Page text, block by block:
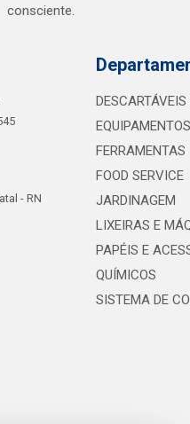
consciente.
- RN
DESCARTÁVEIS
EQUIPAMENTOS
FERRAMENTAS
FOOD SERVICE
JARDINAGEM
LIXEIRAS E
PAPÉIS E
QUÍMICOS
SISTEMA DE